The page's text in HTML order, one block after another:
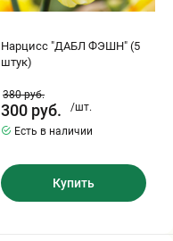
Нарцисс "ДАБЛ ФЭШН" (5
штук)
380руб.
300 руб.
/шт.
Есть в наличии
Купить